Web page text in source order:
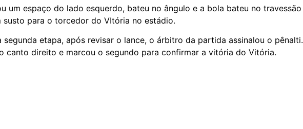
um espaço do lado esquerdo, bateu no ângulo e a bola bateu no travessão
susto para o torcedor do VItória no estádio.
etapa, após revisar o lance, o árbitro da partida assinalou o pênalti.
canto direito e marcou o segundo para confirmar a vitória do Vitória.